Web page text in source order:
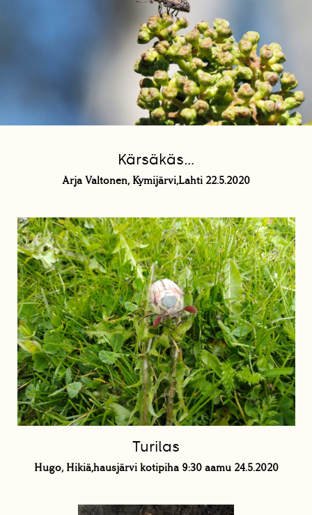
Kärsäkäs...
Arja Valtonen, Kymijärvi,Lahti 22.5.2020
Turilas
Hugo, Hikiä,hausjärvi kotipiha 9:30 aamu 24.5.2020